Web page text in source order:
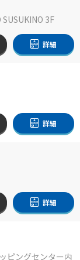
3F
詳細
詳細
詳細
ピングセンター内